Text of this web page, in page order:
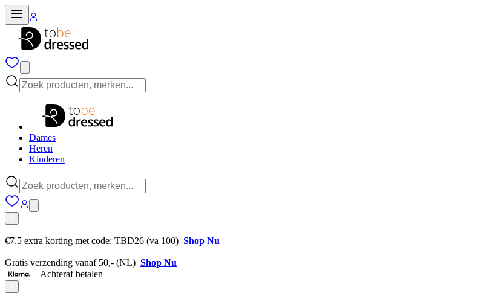
Dames
Heren
Kinderen
€7.5 extra korting met code: TBD26 (va 100) Shop Nu
Gratis verzending vanaf 50,- (NL) Shop Nu
Achteraf betalen